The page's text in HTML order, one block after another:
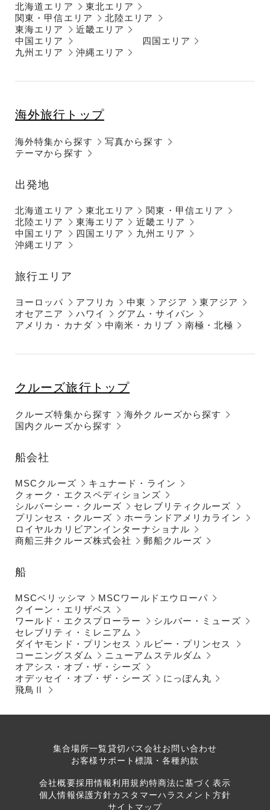
北海道エリア
東北エリア
関東・甲信エリア
北陸エリア
東海エリア
近畿エリア
中国エリア
四国エリア
九州エリア
沖縄エリア
海外旅行トップ
海外特集から探す
テーマから探す
写真から探す
出発地
北海道エリア 東北エリア
関東・甲信エリア
北陸エリア
東海エリア
近畿エリア
中国エリア
四国エリア
九州エリア
沖縄エリア
旅行エリア
ヨーロッパ アフリカ 中東 アジア
東アジア
オセアニア
ハワイ
グアム・サイパン
アメリカ・カナダ
中南米・カリブ 南極・北極
クルーズ旅行トップ
クルーズ特集から探す
国内クルーズから探す
海外クルーズから探す
船会社
MSCクルーズ
キュナード・ライン
クォーク・エクスペディションズ
シルバーシー・クルーズ
セレブリティクルーズ
プリンセス・クルーズ
ホーランドアメリカライン
ロイヤルカリビアンインターナショナル
商船三井クルーズ株式会社
郵船クルーズ
船
MSCベリッシマ
MSCワールドエウローパ
クイーン・エリザベス
ワールド・エクスプローラー
シルバー・ミューズ
セレブリティ・ミレニアム
ダイヤモンド・プリンセス
ルビー・プリンセス
コーニングスダム
ニューアムステルダム
オアシス・オブ・ザ・シーズ
オデッセイ・オブ・ザ・シーズ
にっぽん丸
飛鳥Ⅱ
集合場所一覧貸切バス会社お問い合わせ
お客様サポート 標識・各種約款
会社概要採用情報利用規約特商法に基づく表示
個人情報保護方針カスタマーハラスメント方針
サイトマップ